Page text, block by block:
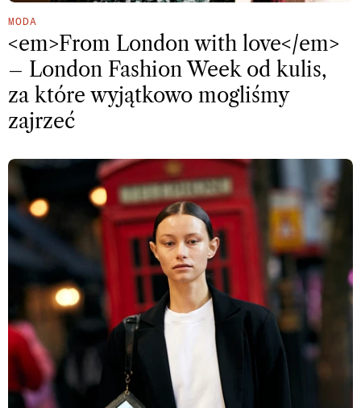
MODA
<em>From London with love</em>
– London Fashion Week od kulis,
za które wyjątkowo mogliśmy
zajrzeć